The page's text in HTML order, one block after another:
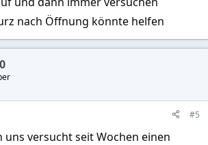
nach Öffnung könnte helfen
#5
uns versucht seit Wochen einen